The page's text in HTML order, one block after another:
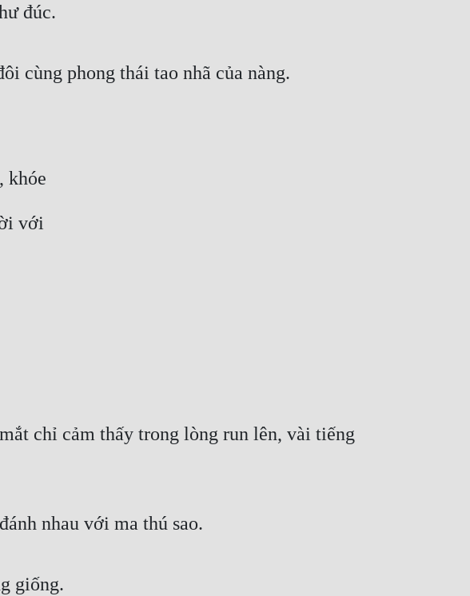
đúc.
cùng phong thái tao nhã của nàng.
khóe
với
chỉ cảm thấy trong lòng run lên, vài tiếng
nhau với ma thú sao.
giống.